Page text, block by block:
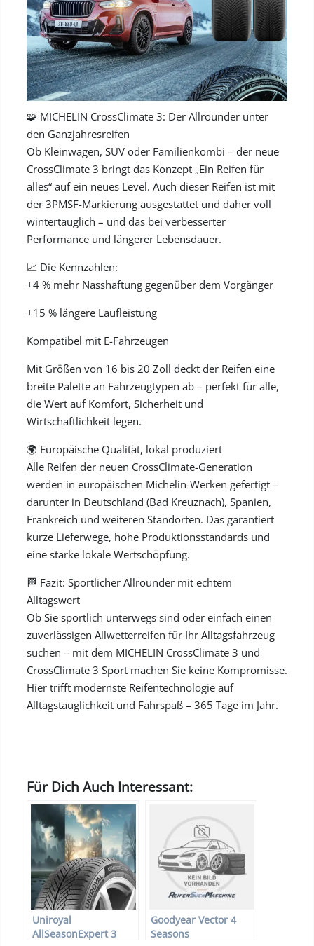
🧩 MICHELIN CrossClimate 3: Der Allrounder unter
den Ganzjahresreifen
Ob Kleinwagen, SUV oder Familienkombi – der neue
CrossClimate 3 bringt das Konzept „Ein Reifen für
alles“ auf ein neues Level. Auch dieser Reifen ist mit
der 3PMSF-Markierung ausgestattet und daher voll
wintertauglich – und das bei verbesserter
Performance und längerer Lebensdauer.
📈 Die Kennzahlen:
+4 % mehr Nasshaftung gegenüber dem Vorgänger
+15 % längere Laufleistung
Kompatibel mit E-Fahrzeugen
Mit Größen von 16 bis 20 Zoll deckt der Reifen eine
breite Palette an Fahrzeugtypen ab – perfekt für alle,
die Wert auf Komfort, Sicherheit und
Wirtschaftlichkeit legen.
🌍 Europäische Qualität, lokal produziert
Alle Reifen der neuen CrossClimate-Generation
werden in europäischen Michelin-Werken gefertigt –
darunter in Deutschland (Bad Kreuznach), Spanien,
Frankreich und weiteren Standorten. Das garantiert
kurze Lieferwege, hohe Produktionsstandards und
eine starke lokale Wertschöpfung.
🏁 Fazit: Sportlicher Allrounder mit echtem
Alltagswert
Ob Sie sportlich unterwegs sind oder einfach einen
zuverlässigen Allwetterreifen für Ihr Alltagsfahrzeug
suchen – mit dem MICHELIN CrossClimate 3 und
CrossClimate 3 Sport machen Sie keine Kompromisse.
Hier trifft modernste Reifentechnologie auf
Alltagstauglichkeit und Fahrspaß – 365 Tage im Jahr.
Für Dich Auch Interessant:
Uniroyal
AllSeasonExpert 3
Goodyear Vector 4
Seasons